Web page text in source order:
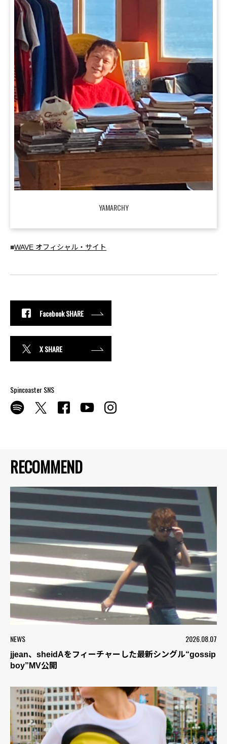
RECOMMEND
NEWS 2026.08.07
jjean、sheidAをフィーチャーした最新シングル“gossip
boy”MV公開
YAMARCHY
■WAVE オフィシャル・サイト
Facebook SHARE
X SHARE
Spincoaster SNS